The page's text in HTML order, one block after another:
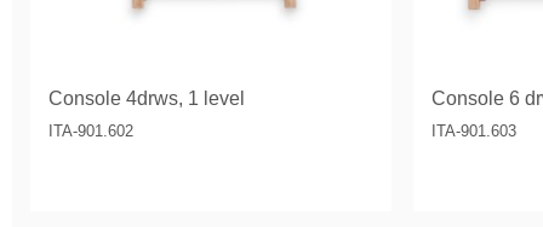
Console 4drws, 1 level
ITA-901.602
Console 6
ITA-901.603